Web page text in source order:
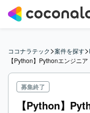
ココナラテック>案件を探す>
【Python】Pythonエンジニア
募集終了
【Python】